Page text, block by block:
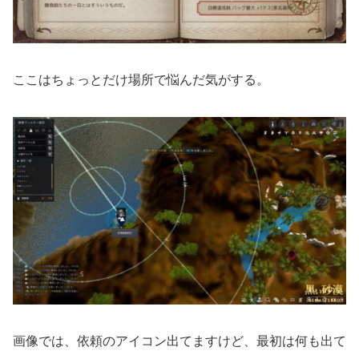
ここはちょっとだけ場所で悩んだ気がする。
画像では、依頼のアイコン出てますけど、最初は何も出て